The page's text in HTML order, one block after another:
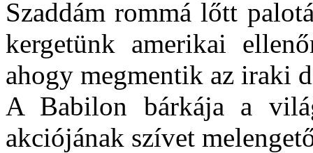
Szaddám rommá lőtt
kergetünk amerikai
ahogy megmentik az iraki
A Babilon bárkája a
akciójának szívet